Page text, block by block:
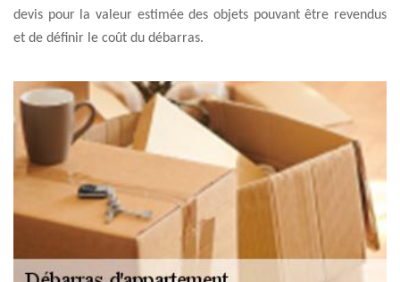
devis pour la valeur estimée des objets pouvant être revendus
et de définir le coût du débarras.